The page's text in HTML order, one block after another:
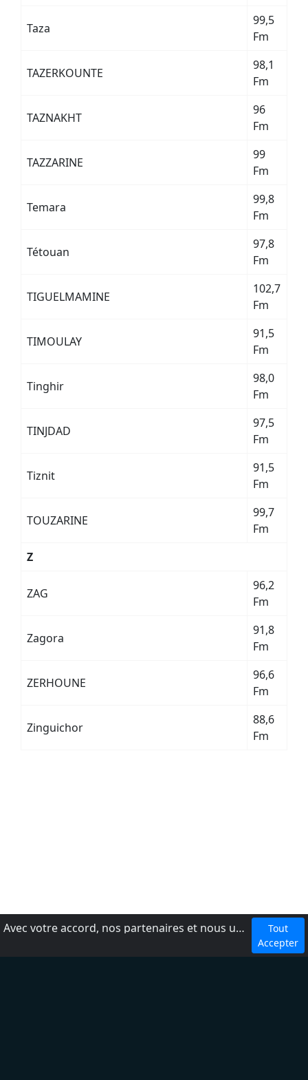
Taza
99,5
Fm
TAZERKOUNTE
98,1
Fm
TAZNAKHT
96
Fm
TAZZARINE
99
Fm
Temara
99,8
Fm
Tétouan
97,8
Fm
TIGUELMAMINE
102,7
Fm
TIMOULAY
91,5
Fm
Tinghir
98,0
Fm
TINJDAD
97,5
Fm
Tiznit
91,5
Fm
TOUZARINE
99,7
Fm
Z
ZAG
96,2
Fm
Zagora
91,8
Fm
ZERHOUNE
96,6
Fm
Zinguichor
88,6
Fm
Avec votre accord, nos partenaires et nous utilisons des cookies ou technologies similaires pour stocker et accéder à vos informations personnelles, comme votre visite sur ce site.
Tout
Accepter